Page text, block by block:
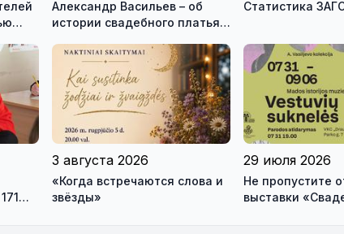
Александр Васильев – об
истории свадебного платья и
истории моды (видео)
Статистика
3 августа 2026
«Когда встречаются слова и
звёзды»
29 июля 2026
Не пропустите
выставки